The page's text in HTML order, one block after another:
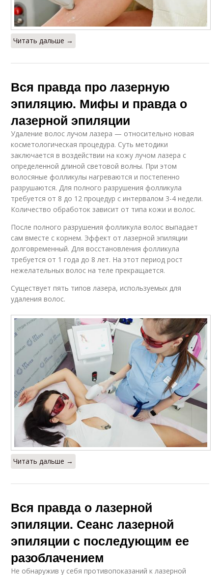
Читать дальше →
Вся правда про лазерную
эпиляцию. Мифы и правда о
лазерной эпиляции
Удаление волос лучом лазера — относительно новая
косметологическая процедура. Суть методики
заключается в воздействии на кожу лучом лазера с
определенной длиной световой волны. При этом
волосяные фолликулы нагреваются и постепенно
разрушаются. Для полного разрушения фолликула
требуется от 8 до 12 процедур с интервалом 3-4 недели.
Количество обработок зависит от типа кожи и волос.
После полного разрушения фолликула волос выпадает
сам вместе с корнем. Эффект от лазерной эпиляции
долговременный. Для восстановления фолликула
требуется от 1 года до 8 лет. На этот период рост
нежелательных волос на теле прекращается.
Существует пять типов лазера, используемых для
удаления волос.
Читать дальше →
Вся правда о лазерной
эпиляции. Сеанс лазерной
эпиляции с последующим ее
разоблачением
Не обнаружив у себя противопоказаний к лазерной